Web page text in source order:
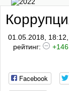
01.05.2018, 18:12,
рейтинг:
+146
Facebook